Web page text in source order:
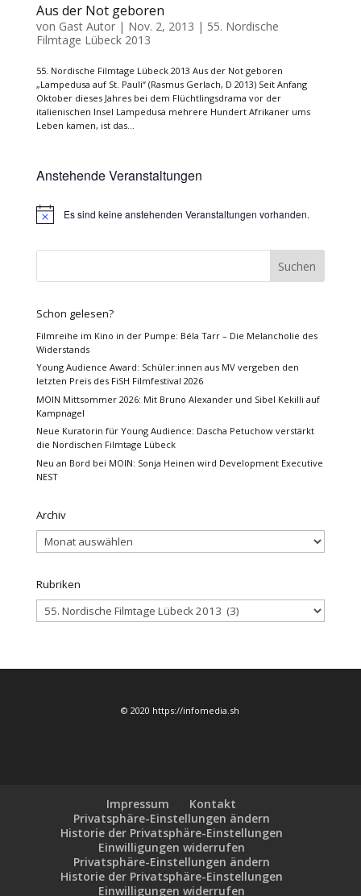
Aus der Not geboren
von Gast Autor| Nov. 2, 2013 | 55. Nordische
Filmtage Lübeck 2013
55. Nordische Filmtage Lübeck 2013 Aus der Not geboren
„Lampedusa auf St. Pauli“ (Rasmus Gerlach, D 2013) Seit Anfang
Oktober dieses Jahres bei dem Flüchtlingsdrama vor der
italienischen Insel Lampedusa mehrere Hundert Afrikaner ums
Leben kamen, ist das...
Anstehende Veranstaltungen
HinweisEs sind keine anstehenden Veranstaltungen vorhanden.
Schon gelesen?
Filmreihe im Kino in der Pumpe: Béla Tarr – Die Melancholie des
Widerstands
Young Audience Award: Schüler:innen aus MV vergeben den
letzten Preis des FiSH Filmfestival 2026
MOIN Mittsommer 2026: Mit Bruno Alexander und Sibel Kekilli auf
Kampnagel
Neue Kuratorin für Young Audience: Dascha Petuchow verstärkt
die Nordischen Filmtage Lübeck
Neu an Bord bei MOIN: Sonja Heinen wird Development Executive
NEST
Archiv
Archiv
Rubriken
Rubriken
© 2020 https://infomedia.sh
Impressum
Kontakt
Privatsphäre-Einstellungen ändern
Historie der Privatsphäre-Einstellungen
Einwilligungen widerrufen
Privatsphäre-Einstellungen ändern
Historie der Privatsphäre-Einstellungen
Einwilligungen widerrufen